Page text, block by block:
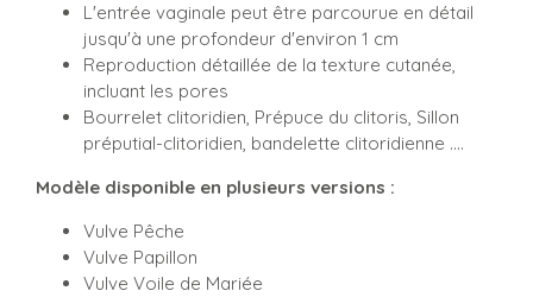
L'entrée vaginale peut être parcourue en détail
jusqu'à une profondeur d'environ 1 cm
Reproduction détaillée de la texture cutanée,
incluant les pores
Bourrelet clitoridien, Prépuce du clitoris, Sillon
préputial-clitoridien, bandelette clitoridienne ….
Modèle disponible en plusieurs versions :
Vulve Pêche
Vulve Papillon
Vulve Voile de Mariée